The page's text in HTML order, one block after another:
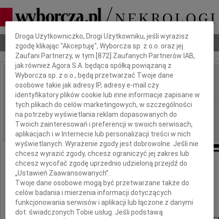
Nekrologi Odeszli Poradnik pogrzebowy
IMIĘ I NAZWISKO: Adam Florczyk
REGION: Częstochowa
DATA EMISJI: 16.09.2022
Odszedł
Adam Florczyk
Dbamy o Twoją prywatność
Droga Użytkowniczko, Drogi Użytkowniku, jeśli wyrazisz
zgodę klikając "Akceptuję", Wyborcza sp. z o.o. oraz jej
Zaufani Partnerzy, w tym [872 ] Zaufanych Partnerów IAB,
jak również Agora S.A. będąca spółką powiązaną z
Wyborcza sp. z o.o., będą przetwarzać Twoje dane
osobowe takie jak adresy IP, adresy e-mail czy
identyfikatory plików cookie lub inne informacje zapisane w
tych plikach do celów marketingowych, w szczególności
na potrzeby wyświetlania reklam dopasowanych do
Twoich zainteresowań i preferencji w swoich serwisach,
aplikacjach i w Internecie lub personalizacji treści w nich
wyświetlanych. Wyrażenie zgody jest dobrowolne. Jeśli nie
chcesz wyrazić zgody, chcesz ograniczyć jej zakres lub
chcesz wycofać zgodę uprzednio udzieloną przejdź do
„Ustawień Zaawansowanych”.
Twoje dane osobowe mogą być przetwarzane także do
celów badania i mierzenia informacji dotyczących
funkcjonowania serwisów i aplikacji lub łączone z danymi
dot. świadczonych Tobie usług. Jeśli podstawą